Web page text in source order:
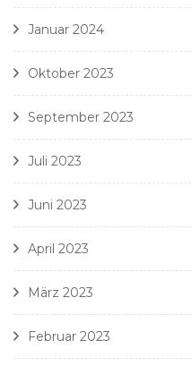
Januar 2024
Oktober 2023
September 2023
Juli 2023
Juni 2023
April 2023
März 2023
Februar 2023